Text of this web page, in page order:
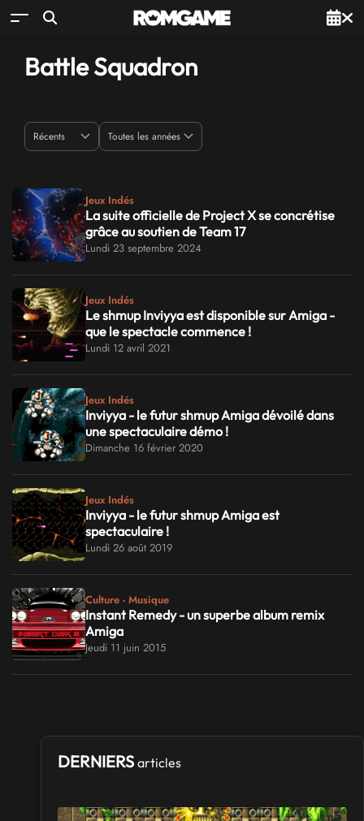
Battle Squadron
Jeux Indés
La suite officielle de Project X se concrétise
grâce au soutien de Team 17
Lundi 23 septembre 2024
Jeux Indés
Le shmup Inviyya est disponible sur Amiga -
que le spectacle commence !
Lundi 12 avril 2021
Jeux Indés
Inviyya - le futur shmup Amiga dévoilé dans
une spectaculaire démo !
Dimanche 16 février 2020
Jeux Indés
Inviyya - le futur shmup Amiga est
spectaculaire !
Lundi 26 août 2019
Culture - Musique
Instant Remedy - un superbe album remix
Amiga
Jeudi 11 juin 2015
DERNIERS articles